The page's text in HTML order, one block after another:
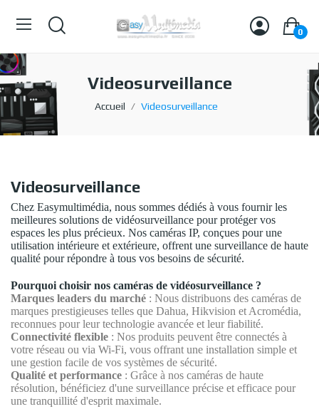
0
Videosurveillance
Accueil Videosurveillance
Videosurveillance
Chez Easymultimédia, nous sommes dédiés à vous fournir les
meilleures solutions de vidéosurveillance pour protéger vos
espaces les plus précieux. Nos caméras IP, conçues pour une
utilisation intérieure et extérieure, offrent une surveillance de haute
qualité pour répondre à tous vos besoins de sécurité.
Pourquoi choisir nos caméras de vidéosurveillance ?
Marques leaders du marché : Nous distribuons des caméras de
marques prestigieuses telles que Dahua, Hikvision et Acromédia,
reconnues pour leur technologie avancée et leur fiabilité.
Connectivité flexible : Nos produits peuvent être connectés à
votre réseau ou via Wi-Fi, vous offrant une installation simple et
une gestion facile de vos systèmes de sécurité.
Qualité et performance : Grâce à nos caméras de haute
résolution, bénéficiez d'une surveillance précise et efficace pour
une tranquillité d'esprit maximale.